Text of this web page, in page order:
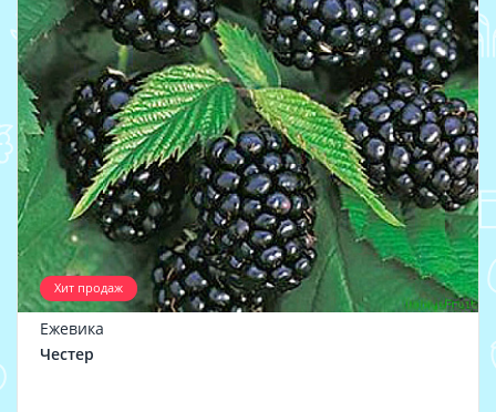
Хит продаж
Ежевика
Честер